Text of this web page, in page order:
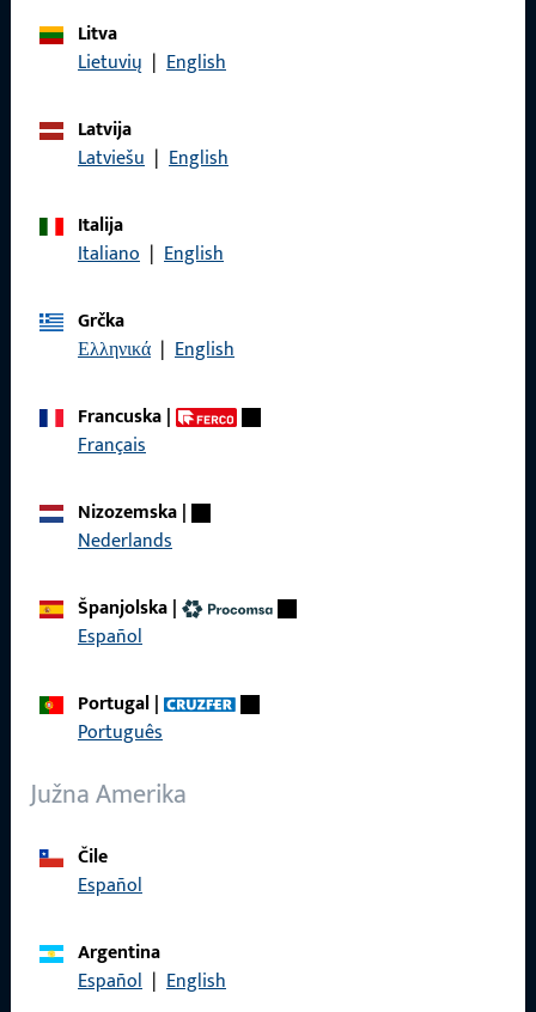
Litva
Lietuvių | English
Latvija
Latviešu | English
Italija
Italiano | English
Grčka
Ελληνικά | English
Francuska|
Français
Nizozemska|
Nederlands
Španjolska|
Español
Portugal|
Português
Južna Amerika
Čile
Español
Argentina
Español | English
Zaštita podataka
Brzi pristup
Kontakt